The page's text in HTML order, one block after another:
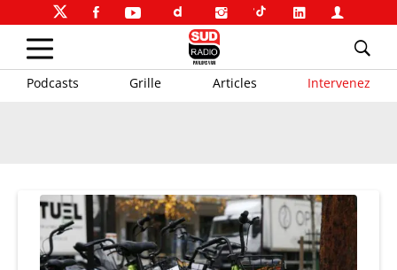
Podcasts Grille Articles Intervenez